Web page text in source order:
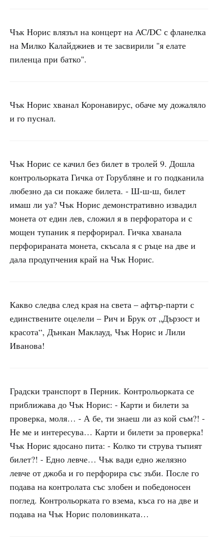
Чък Норис влязъл на концерт на AC/DC с фланелка
на Милко Калайджиев и те засвирили "я елате
пиленца при батко".
Чък Норис хванал Коронавирус, обаче му дожаляло
и го пуснал.
Чък Норис се качил без билет в тролей 9. Дошла
контрольорката Гичка от Горубляне и го подканила
любезно да си покаже билета. - Ш-ш-ш, билет
имаш ли уа? Чък Норис демонстративно извадил
монета от един лев, сложил я в перфоратора и с
мощен тупаник я перфорирал. Гичка хванала
перфорираната монета, скъсала я с ръце на две и
дала продупчения край на Чък Норис.
Какво следва след края на света – афтър-парти с
единствените оцелели – Рич и Брук от „Дързост и
красота“, Дънкан Маклауд, Чък Норис и Лили
Иванова!
Градски транспорт в Перник. Контрольорката се
приближава до Чък Норис: - Карти и билети за
проверка, моля… - А бе, ти знаеш ли аз кой съм?! -
Не ме и интересува… Карти и билети за проверка!
Чък Норис ядосано пита: - Колко ти струва тъпият
билет?! - Едно левче… Чък вади едно желязно
левче от джоба и го перфорира със зъби. После го
подава на контролата със злобен и победоносен
поглед. Контрольорката го взема, къса го на две и
подава на Чък Норис половинката…